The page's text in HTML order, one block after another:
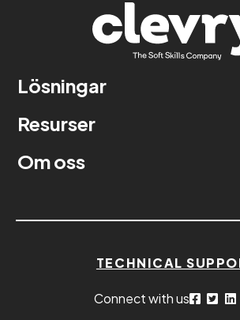
Lösningar
Resurser
Om oss
TECHNICAL
Connect with us